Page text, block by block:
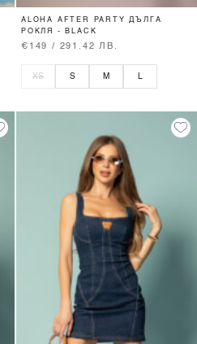
ALOHA AFTER PARTY ДЪЛГА
РОКЛЯ - BLACK
€149 / 291.42 ЛВ.
XS S M L